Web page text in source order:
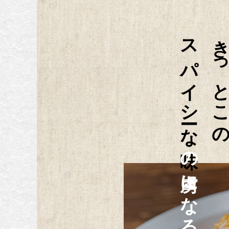
きっ
スパイシーな味
の虜になる